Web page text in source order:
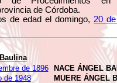
de Córdoba.
de edad el domingo, 20
de 1896
NACE ÁNGEL
de 1948 MUERE ÁNGEL